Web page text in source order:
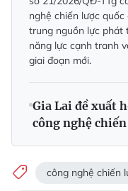
nghệ chiến lược
trung nguồn lực phát
năng lực cạnh tranh
giai đoạn mới.
Gia Lai đề xuất
công nghệ
công nghệ chiến